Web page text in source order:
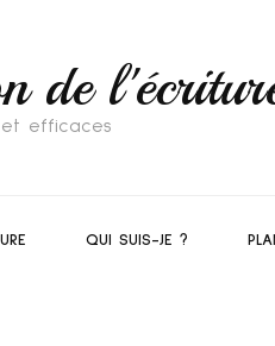
de
et efficaces
QUI SUIS-JE ?